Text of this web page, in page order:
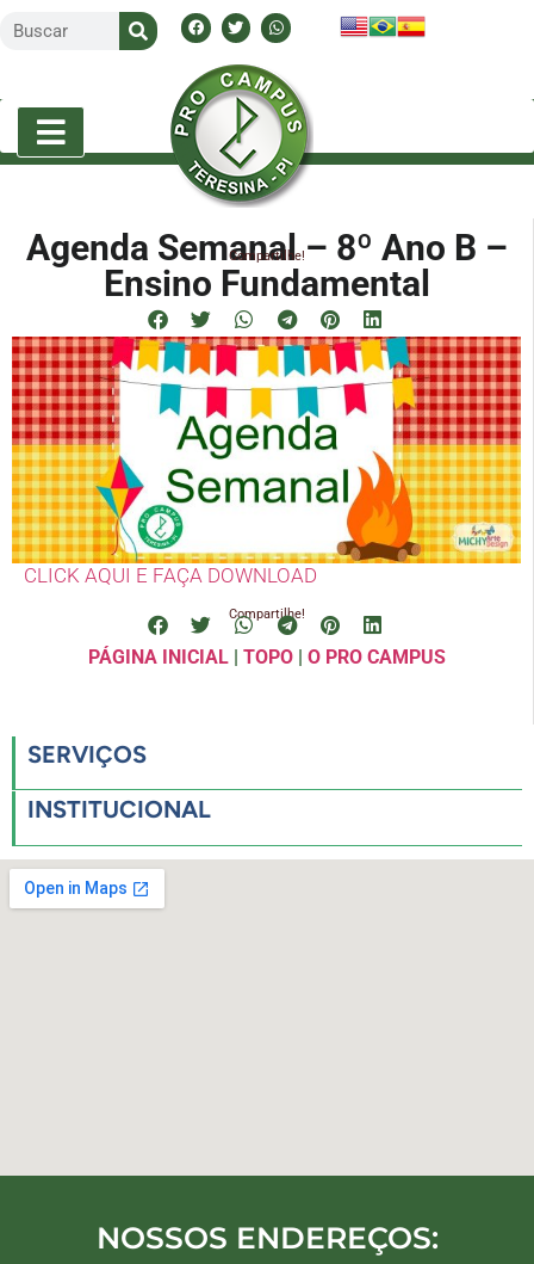
Agenda Semanal – 8º Ano B –
Ensino Fundamental
Compartilhe!
CLICK AQUI E FAÇA DOWNLOAD
Compartilhe!
PÁGINA INICIAL| TOPO| O PRO CAMPUS
SERVIÇOS
INSTITUCIONAL
NOSSOS ENDEREÇOS: